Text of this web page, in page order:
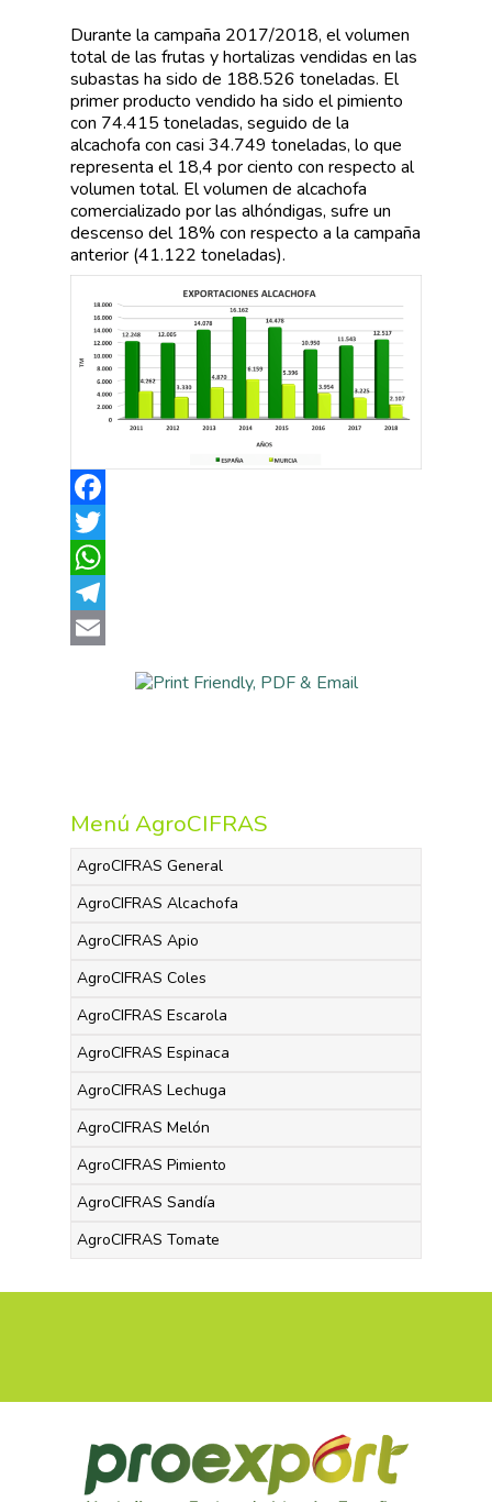
Durante la campaña 2017/2018, el volumen
total de las frutas y hortalizas vendidas en las
subastas ha sido de 188.526 toneladas. El
primer producto vendido ha sido el pimiento
con 74.415 toneladas, seguido de la
alcachofa con casi 34.749 toneladas, lo que
representa el 18,4 por ciento con respecto al
volumen total. El volumen de alcachofa
comercializado por las alhóndigas, sufre un
descenso del 18% con respecto a la campaña
anterior (41.122 toneladas).
Menú AgroCIFRAS
AgroCIFRAS General
AgroCIFRAS Alcachofa
AgroCIFRAS Apio
AgroCIFRAS Coles
AgroCIFRAS Escarola
AgroCIFRAS Espinaca
AgroCIFRAS Lechuga
AgroCIFRAS Melón
AgroCIFRAS Pimiento
AgroCIFRAS Sandía
AgroCIFRAS Tomate